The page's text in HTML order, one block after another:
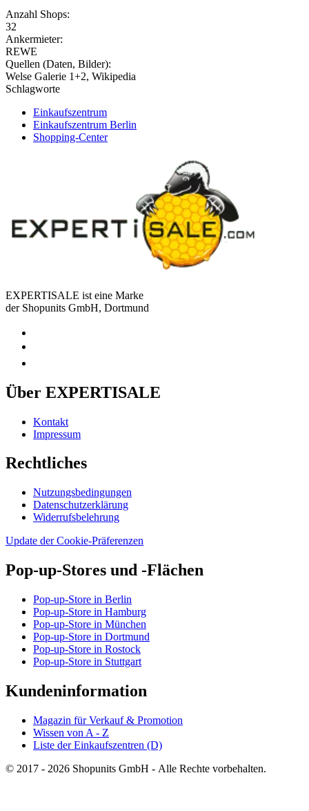
Anzahl Shops:
32
Ankermieter:
REWE
Quellen (Daten, Bilder):
Welse Galerie 1+2, Wikipedia
Schlagworte
Einkaufszentrum
Einkaufszentrum Berlin
Shopping-Center
EXPERTISALE ist eine Marke
der Shopunits GmbH, Dortmund
Über EXPERTISALE
Kontakt
Impressum
Rechtliches
Nutzungsbedingungen
Datenschutzerklärung
Widerrufsbelehrung
Update der Cookie-Präferenzen
Pop-up-Stores und -Flächen
Pop-up-Store in Berlin
Pop-up-Store in Hamburg
Pop-up-Store in München
Pop-up-Store in Dortmund
Pop-up-Store in Rostock
Pop-up-Store in Stuttgart
Kundeninformation
Magazin für Verkauf & Promotion
Wissen von A - Z
Liste der Einkaufszentren (D)
© 2017 - 2026 Shopunits GmbH - Alle Rechte vorbehalten.